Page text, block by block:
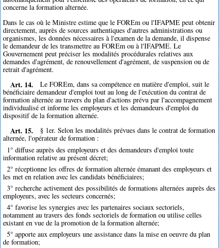
concerne la formation alternée.
Dans le cas où le Ministre estime que le FOREm ou l'IFAPME peut obtenir
directement, auprès de sources authentiques d'autres administrations ou
organismes, les données nécessaires à l'examen de la demande, il dispense
le demandeur de les transmettre au FOREm ou à l'IFAPME. Le
Gouvernement peut préciser les modalités procédurales relatives aux
demandes d'agrément, de renouvellement d'agrément, de suspension ou de
retrait d'agrément.
Art. 14.
Le FOREm, dans sa compétence en matière d'emploi, suit le
bénéficiaire demandeur d'emploi tout au long de l'exécution du contrat de
formation alternée au travers du plan d'actions prévu par l'accompagnement
individualisé et informe les employeurs et les demandeurs d'emploi du
dispositif de la formation alternée.
Art. 15.
§ 1er. Selon les modalités prévues dans le contrat de formation
alternée, l'opérateur de formation :
1° diffuse auprès des employeurs et des demandeurs d'emploi toute
information relative au présent décret;
2° réceptionne les offres de formation alternée émanant des employeurs et
les met en relation avec les candidats bénéficiaires;
3° recherche activement des possibilités de formations alternées auprès des
employeurs, avec les secteurs concernés;
4° favorise les synergies avec les partenaires sociaux sectoriels,
notamment au travers des fonds sectoriels de formation ou utilise celles
existant en vue de la promotion de la formation alternée;
5° apporte aux employeurs une assistance dans la mise en oeuvre du plan
de formation;